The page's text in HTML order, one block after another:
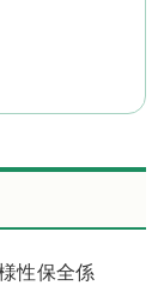
性保全係